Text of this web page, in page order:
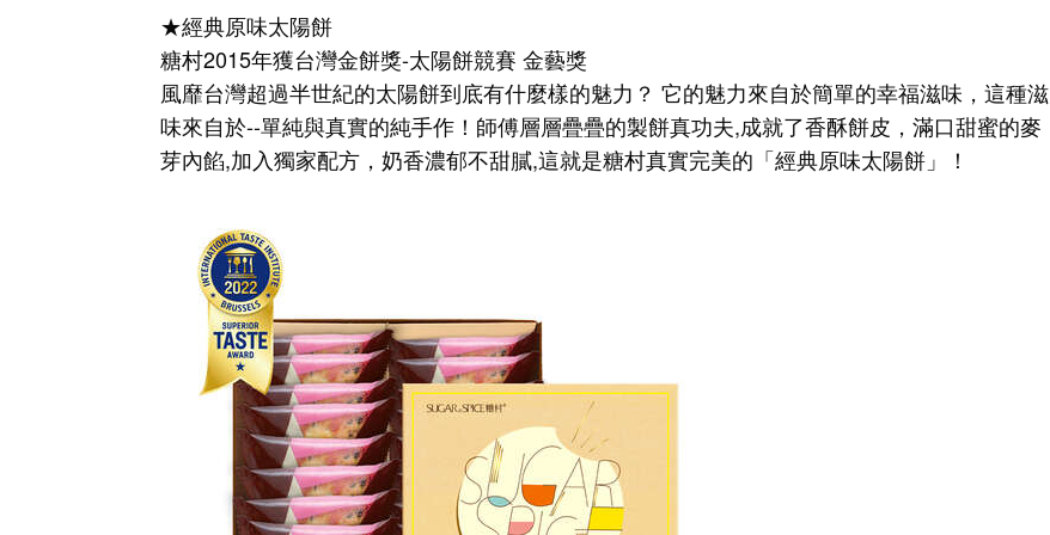
★經典原味太陽餅
糖村2015年獲台灣金餅獎-太陽餅競賽 金藝獎
風靡台灣超過半世紀的太陽餅到底有什麼樣的魅力？ 它的魅力來自於簡單的幸福滋味，這種滋
味來自於--單純與真實的純手作！師傅層層疊疊的製餅真功夫,成就了香酥餅皮，滿口甜蜜的麥
芽內餡,加入獨家配方，奶香濃郁不甜膩,這就是糖村真實完美的「經典原味太陽餅」！